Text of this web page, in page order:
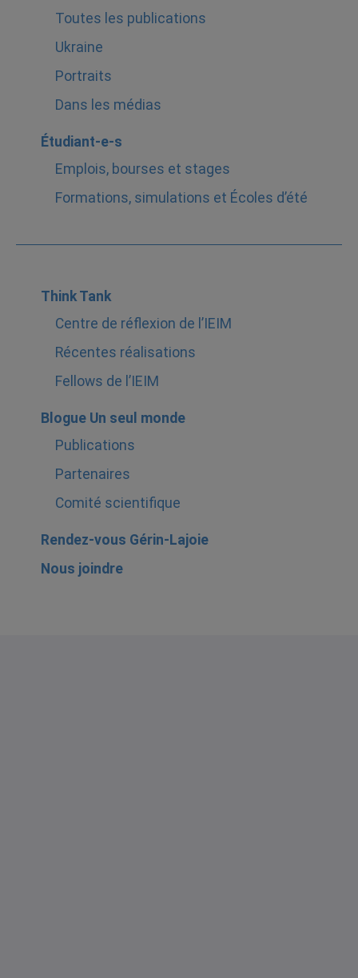
Toutes les publications
Ukraine
Portraits
Dans les médias
Étudiant-e-s
Emplois, bourses et stages
Formations, simulations et Écoles d’été
Think Tank
Centre de réflexion de l’IEIM
Récentes réalisations
Fellows de l’IEIM
Blogue Un seul monde
Publications
Partenaires
Comité scientifique
Rendez-vous Gérin-Lajoie
Nous joindre